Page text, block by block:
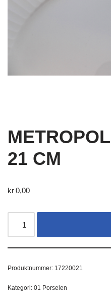
21 CM
kr0,00
Produktnummer: 17220021
Kategori: 01 Porselen